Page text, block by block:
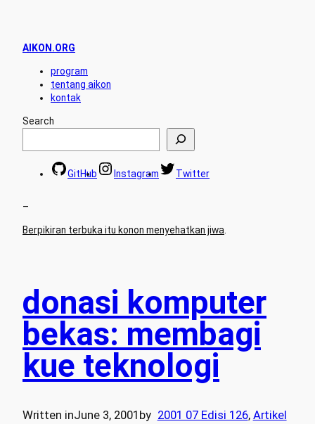
AIKON.ORG
program
tentang aikon
kontak
Search
GitHub Instagram Twitter
–
Berpikiran terbuka itu konon menyehatkan jiwa
donasi komputer
bekas: membagi
kue teknologi
Written inJune 3, 2001 by 2001 07 Edisi 126, Artikel